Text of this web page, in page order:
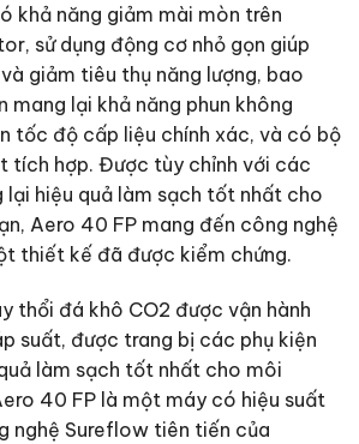
khả năng giảm mài mòn trên
sử dụng động cơ nhỏ gọn giúp
giảm tiêu thụ năng lượng, bao
lại khả năng phun không
tốc độ cấp liệu chính xác, và có bộ
tích hợp. Được tùy chỉnh với các
lại hiệu quả làm sạch tốt nhất cho
Aero 40 FP mang đến công nghệ
thiết kế đã được kiểm chứng.
thổi đá khô CO2 được vận hành
suất, được trang bị các phụ kiện
làm sạch tốt nhất cho môi
40 FP là một máy có hiệu suất
nghệ Sureflow tiên tiến của